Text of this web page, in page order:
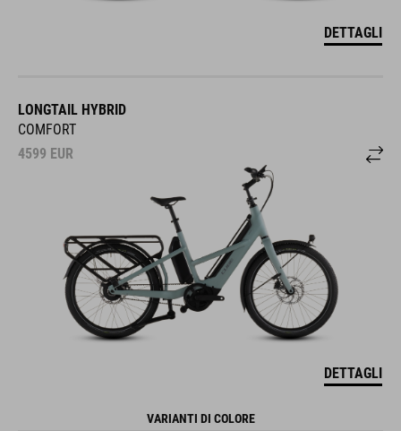
DETTAGLI
LONGTAIL HYBRID
COMFORT
4599 EUR
DETTAGLI
VARIANTI DI COLORE